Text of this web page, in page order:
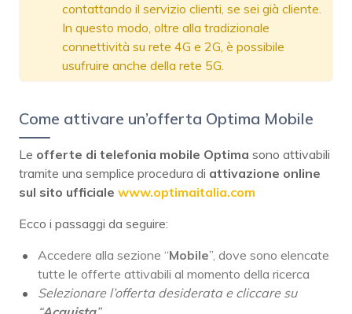
contattando il servizio clienti, se sei già cliente.
In questo modo, oltre alla tradizionale
connettività su rete 4G e 2G, è possibile
usufruire anche della rete 5G.
Come attivare un’offerta Optima Mobile
Le offerte di telefonia mobile Optima sono attivabili
tramite una semplice procedura di attivazione online
sul sito ufficiale www.optimaitalia.com
Ecco i passaggi da seguire:
Accedere alla sezione “Mobile”, dove sono elencate
tutte le offerte attivabili al momento della ricerca
Selezionare l’offerta desiderata e cliccare su